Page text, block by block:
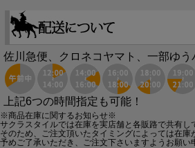
佐川急便、クロネコヤマト、一部ゆ
上記6つの時間指定も可能！
※商品在庫に関するお知らせ※
サクラスタイルでは在庫を実店舗と各販路で共有し
そのため、ご注文頂いたタイミングによっては在庫
予めご了承いただき、ご注文下さいますようお願い